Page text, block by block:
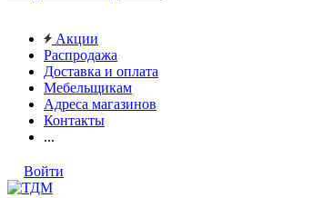
Акции
Распродажа
Доставка и оплата
Мебельщикам
Адреса магазинов
Контакты
...
Войти